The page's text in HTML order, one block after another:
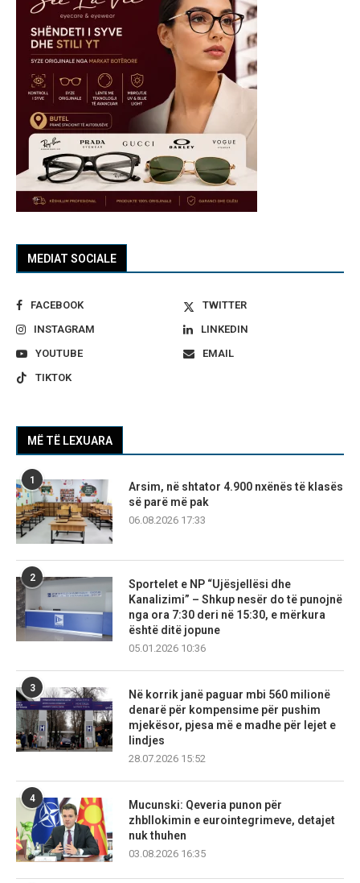
MEDIAT SOCIALE
FACEBOOK
TWITTER
INSTAGRAM
LINKEDIN
YOUTUBE
EMAIL
TIKTOK
MË TË LEXUARA
1
Arsim, në shtator 4.900 nxënës të klasës
së parë më pak
06.08.2026 17:33
2
Sportelet e NP “Ujësjellësi dhe
Kanalizimi” – Shkup nesër do të punojnë
nga ora 7:30 deri në 15:30, e mërkura
është ditë jopune
05.01.2026 10:36
3
Në korrik janë paguar mbi 560 milionë
denarë për kompensime për pushim
mjekësor, pjesa më e madhe për lejet e
lindjes
28.07.2026 15:52
4
Mucunski: Qeveria punon për
zhbllokimin e eurointegrimeve, detajet
nuk thuhen
03.08.2026 16:35